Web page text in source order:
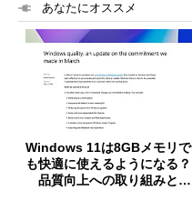
あなたにオススメ
Windows 11は8GBメモリで
も快適に使えるようになる？
品質向上への取り組みと